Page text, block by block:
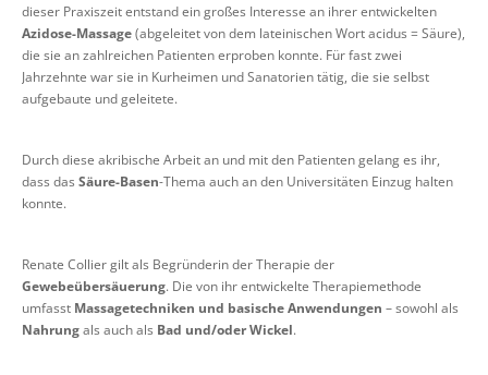
dieser Praxiszeit entstand ein großes Interesse an ihrer entwickelten
Azidose-Massage(abgeleitet von dem lateinischen Wort acidus = Säure),
die sie an zahlreichen Patienten erproben konnte. Für fast zwei
Jahrzehnte war sie in Kurheimen und Sanatorien tätig, die sie selbst
aufgebaute und geleitete.
Durch diese akribische Arbeit an und mit den Patienten gelang es ihr,
dass das Säure-Basen-Thema auch an den Universitäten Einzug halten
konnte.
Renate Collier gilt als Begründerin der Therapie der
Gewebeübersäuerung. Die von ihr entwickelte Therapiemethode
umfasst Massagetechniken und basische Anwendungen – sowohl als
Nahrungals auch als Bad und/oder Wickel.